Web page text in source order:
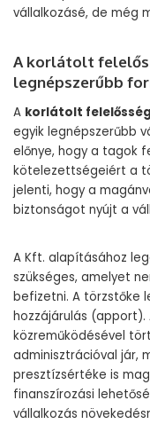
vállalkozásé, de még
A korlátolt
legnépszerűbb
A korlátolt
egyik legnépszerűbb
előnye, hogy a tagok
kötelezettségeiért a
jelenti, hogy a
biztonságot nyújt a
A Kft. alapításához
szükséges, amelyet
befizetni. A törzstőke
hozzájárulás
közreműködésével
adminisztrációval jár,
presztízsértéke is
finanszírozási
vállalkozás